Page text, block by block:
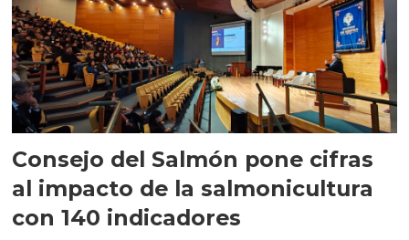
Consejo del Salmón pone cifras
al impacto de la salmonicultura
con 140 indicadores